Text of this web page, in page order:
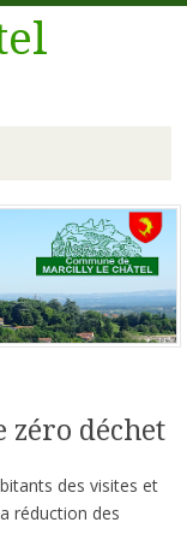
zéro déchet
des visites et
réduction des